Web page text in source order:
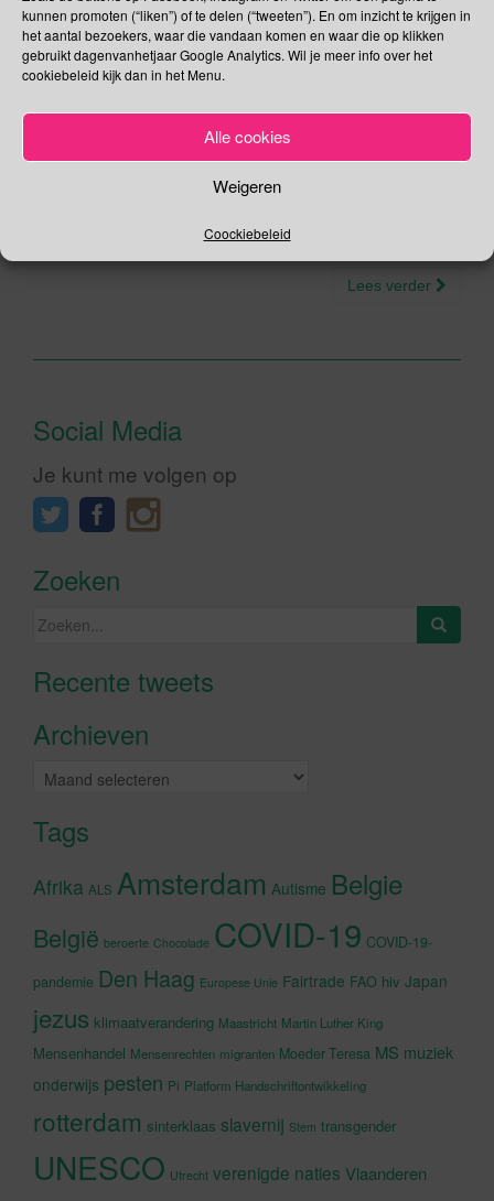
kunnen promoten (“liken”) of te delen (“tweeten”). En om inzicht te krijgen in
het aantal bezoekers, waar die vandaan komen en waar die op klikken
gebruikt dagenvanhetjaar Google Analytics. Wil je meer info over het
cookiebeleid kijk dan in het Menu.
Alle cookies
Weigeren
Coockiebeleid
16/05/2015 Gina Makken
Een reactie plaatsen
Mei
Ik heb goed nieuws voor wie niet kan wachten op de
Belgian Pride! Jammer dat Fyra niet rijdt anders was je er zo
vanuit Utrecht ben je met de Thalys binnen de 3 […]
Lees verder
Social Media
Je kunt me volgen op
Zoeken
Zoeken
Recente tweetsKlik om marketing cookies te
Archieven
Archieven
Tags
Afrika ALS Amsterdam Autisme Belgie
België beroerte Chocolade COVID-19 COVID-19-
pandemie Den Haag Europese Unie Fairtrade FAO hiv Japan
jezus klimaatverandering Maastricht Martin Luther King
Mensenhandel Mensenrechten migranten Moeder Teresa MS muziek
onderwijs pesten Pi Platform Handschriftontwikkeling
rotterdam sinterklaas slavernij Stem transgender
UNESCO Utrecht verenigde naties Vlaanderen